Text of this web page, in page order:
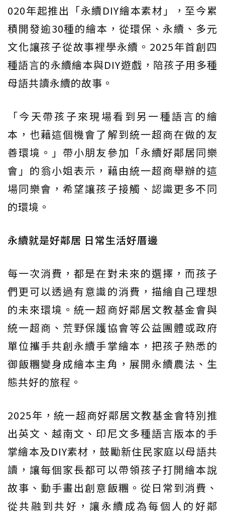
020年起推出「永續DIY繪本素材」，至今累
積開發逾30種的繪本，從環保、永續、多元
文化讓孩子從故事裡學永續。2025年首創四
種語言的永續繪本與DIY遊戲，陪孩子用多種
母語共讀永續的故事。
「今天帶孩子來現場看到另一種語言的繪
本，也藉這個機會了解到統一超商在做的友
善環境。」帶小朋友參加「永續好鄰居同樂
會」的翁小姐表示，藉由統一超商舉辦的這
場同樂會，希望讓孩子接觸、認識更多不同
的環境。
永續就是好鄰居 日常生活好厝邊
每一次消費，都是在對未來的選擇，而孩子
們更可以透過有意識的消費，描繪自己理想
的未來環境。統一超商好鄰居文教基金會與
統一超商、荒野保護協會等公益團體或政府
單位攜手共創永續手掌繪本，把孩子熟悉的
御飯糰變身成繪本主角，展開永續農法、生
態共好的旅程。
2025年，統一超商好鄰居文教基金會特別推
出英文、越南文、印尼文多種語言版本的手
掌繪本及DIY素材，鼓勵新住民家庭以母語共
讀，讓每個家長都可以帶領孩子打開繪本說
故事、動手畫出創意飯糰。從日常到消費、
從共融到共好，讓永續成為每個人的好鄰